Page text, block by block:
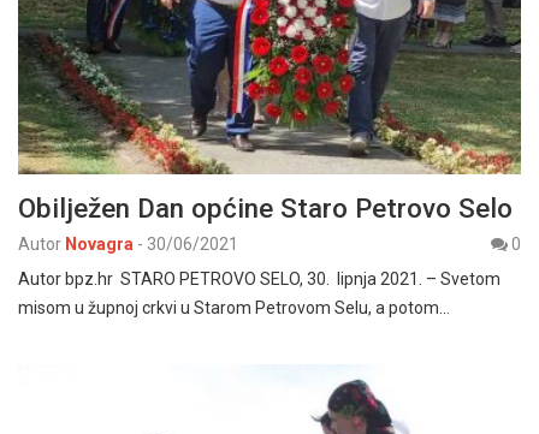
Obilježen Dan općine Staro Petrovo Selo
Autor Novagra - 30/06/2021
0
Autor bpz.hr STARO PETROVO SELO, 30. lipnja 2021. – Svetom
misom u župnoj crkvi u Starom Petrovom Selu, a potom…